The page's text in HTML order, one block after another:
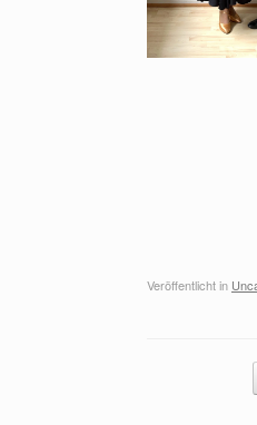
Veröffentlicht in